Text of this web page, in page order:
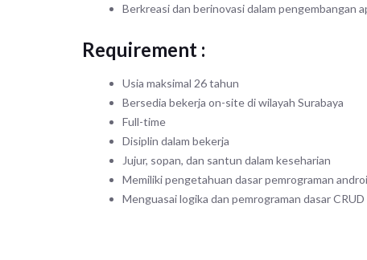
Berkreasi dan berinovasi dalam pengembangan
Requirement :
Usia maksimal 26 tahun
Bersedia bekerja on-site di wilayah Surabaya
Full-time
Disiplin dalam bekerja
Jujur, sopan, dan santun dalam keseharian
Memiliki pengetahuan dasar pemrograman
Menguasai logika dan pemrograman dasar